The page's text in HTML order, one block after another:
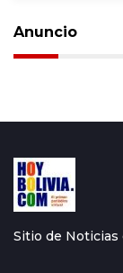
Anuncio
Sitio de Noticias